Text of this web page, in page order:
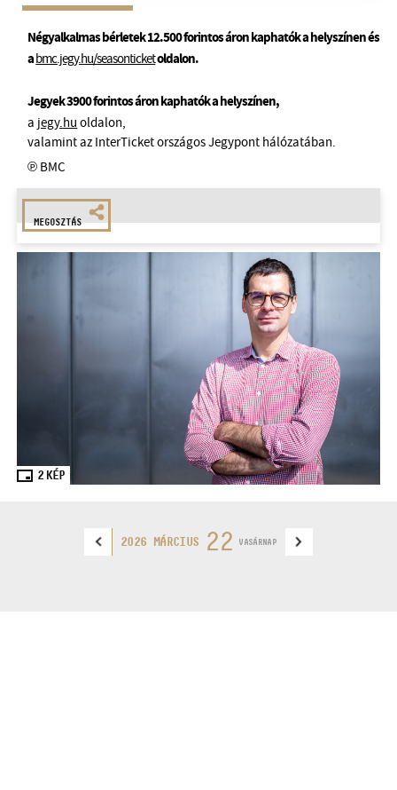
Négyalkalmas bérletek 12.500 forintos áron kaphatók a helyszínen és
abmc.jegy.hu/seasonticketoldalon.
Jegyek 3900 forintos áron kaphatók a helyszínen,
a jegy.hu oldalon,
valamint az InterTicket országos Jegypont hálózatában.
℗ BMC
MEGOSZTÁS
2 KÉP
2026 MÁRCIUS 22 VASÁRNAP